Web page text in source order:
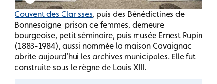
Couvent des Clarisses, puis des Bénédictines de
Bonnesaigne, prison de femmes, demeure
bourgeoise, petit séminaire, puis musée Ernest Rupin
(1883-1984), aussi nommée la maison Cavaignac
abrite aujourd’hui les archives municipales. Elle fut
construite sous le règne de Louis XIII.